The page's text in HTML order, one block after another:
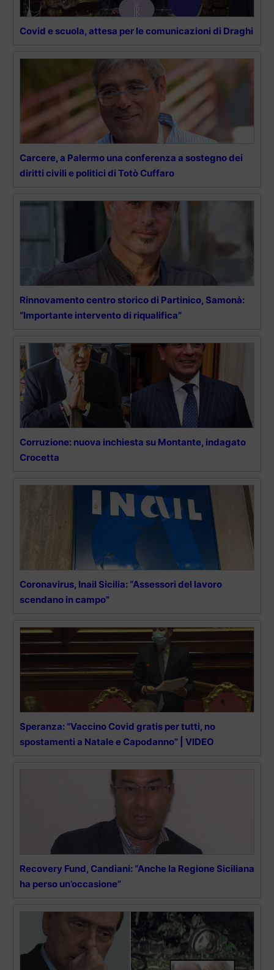
Covid e scuola, attesa per le comunicazioni di Draghi
Carcere, a Palermo una conferenza a sostegno dei
diritti civili e politici di Totò Cuffaro
Rinnovamento centro storico di Partinico, Samonà:
“Importante intervento di riqualifica”
Corruzione: nuova inchiesta su Montante, indagato
Crocetta
Coronavirus, Inail Sicilia: “Assessori del lavoro
scendano in campo”
Speranza: “Vaccino Covid gratis per tutti, no
spostamenti a Natale e Capodanno” | VIDEO
Recovery Fund, Candiani: “Anche la Regione Siciliana
ha perso un’occasione”